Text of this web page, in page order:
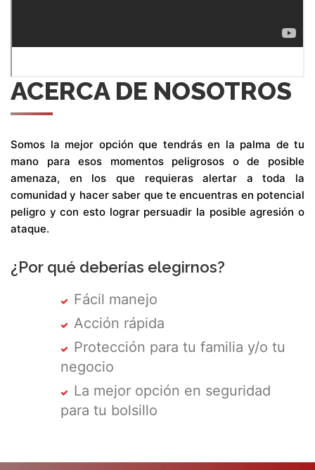
ACERCA DE NOSOTROS
Somos la mejor opción que tendrás en la palma de tu
mano para esos momentos peligrosos o de posible
amenaza, en los que requieras alertar a toda la
comunidad y hacer saber que te encuentras en potencial
peligro y con esto lograr persuadir la posible agresión o
ataque.
¿Por qué deberías elegirnos?
Fácil manejo
Acción rápida
Protección para tu familia y/o tu
negocio
La mejor opción en seguridad
para tu bolsillo